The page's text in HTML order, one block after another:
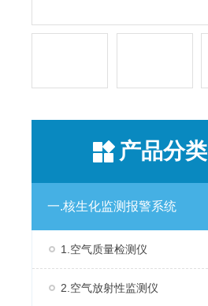
产品分类
一.核生化监测报警系统
1.空气质量检测仪
2.空气放射性监测仪